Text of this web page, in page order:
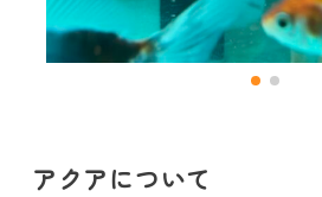
アクアについて